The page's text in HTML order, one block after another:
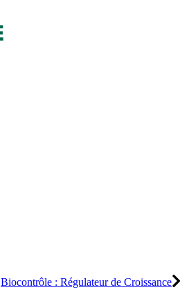
Biocontrôle : Régulateur de Croissance